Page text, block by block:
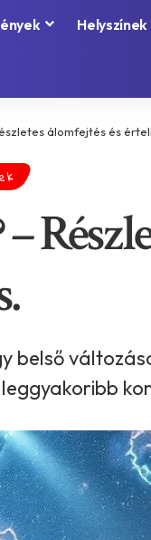
Helyszínek
álomfejtés és